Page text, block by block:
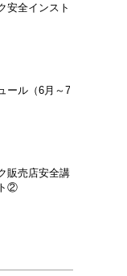
安全インスト
ール（6月～7
販売店安全講
②